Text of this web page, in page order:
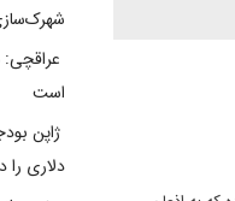
عراقچی:
است
دلاری را